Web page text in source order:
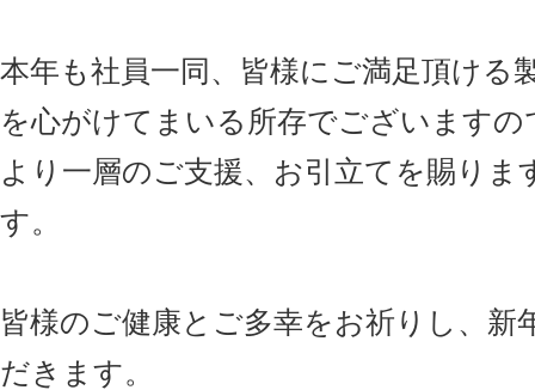
本年も社員一同、皆様にご満足頂ける
を心がけてまいる所存でございますの
より一層のご支援、お引立てを賜り
す。
皆様のご健康とご多幸をお祈りし、新
だきます。